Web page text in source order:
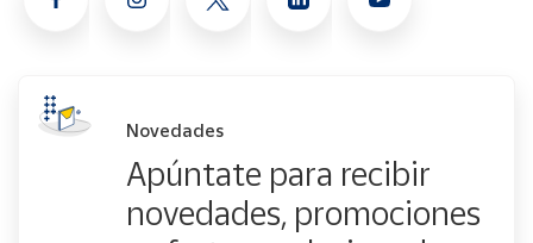
Novedades
Apúntate para recibir
novedades, promociones